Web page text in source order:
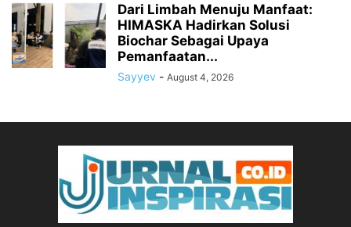
Dari Limbah Menuju Manfaat:
HIMASKA Hadirkan Solusi
Biochar Sebagai Upaya
Pemanfaatan...
Sayyev - August 4, 2026